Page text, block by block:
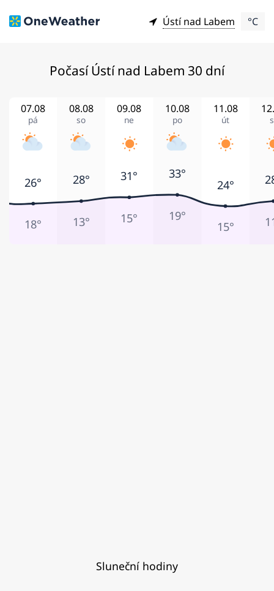
Ústí nad Labem °C
Počasí Ústí nad Labem 30 dní
pá
07.08
so
08.08
ne
09.08
po
10.08
út
11.08
26°
18°
28°
13°
31°
15°
33°
19°
24°
15°
Sluneční hodiny